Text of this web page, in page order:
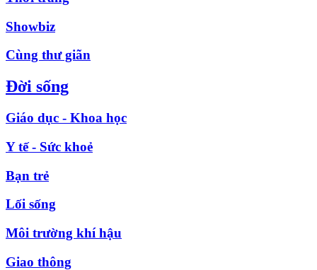
Showbiz
Cùng thư giãn
Đời sống
Giáo dục - Khoa học
Y tế - Sức khoẻ
Bạn trẻ
Lối sống
Môi trường khí hậu
Giao thông